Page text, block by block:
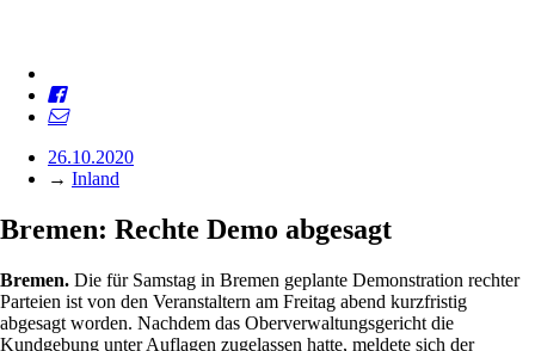
26.10.2020
→ Inland
Bremen: Rechte Demo abgesagt
Bremen. Die für Samstag in Bremen geplante Demonstration rechter
Parteien ist von den Veranstaltern am Freitag abend kurzfristig
abgesagt worden. Nachdem das Oberverwaltungsgericht die
Kundgebung unter Auflagen zugelassen hatte, meldete sich der